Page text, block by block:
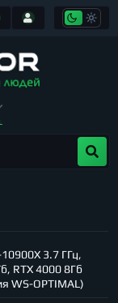
3.7 ГГц,
RTX 4000 8Гб
WS-OPTIMAL)